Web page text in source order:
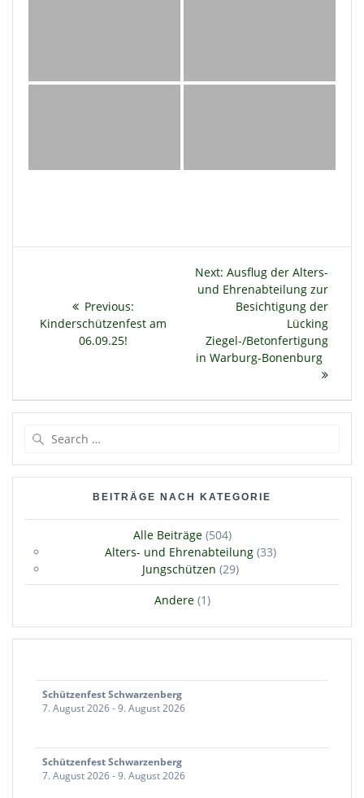
Beitragsnavigation
Previous:Previous
post:
Kinderschützenfest am
06.09.25!
Next: Next
post:
Ausflug der Alters-
und Ehrenabteilung zur
Besichtigung der
Lücking
Ziegel-/Betonfertigung
in Warburg-Bonenburg
BEITRÄGE NACH KATEGORIE
Alle Beiträge(504)
Alters- und Ehrenabteilung (33)
Jungschützen (29)
Andere(1)
Schützenfest Schwarzenberg
7. August 2026-9. August 2026
Schützenfest Schwarzenberg
7. August 2026-9. August 2026